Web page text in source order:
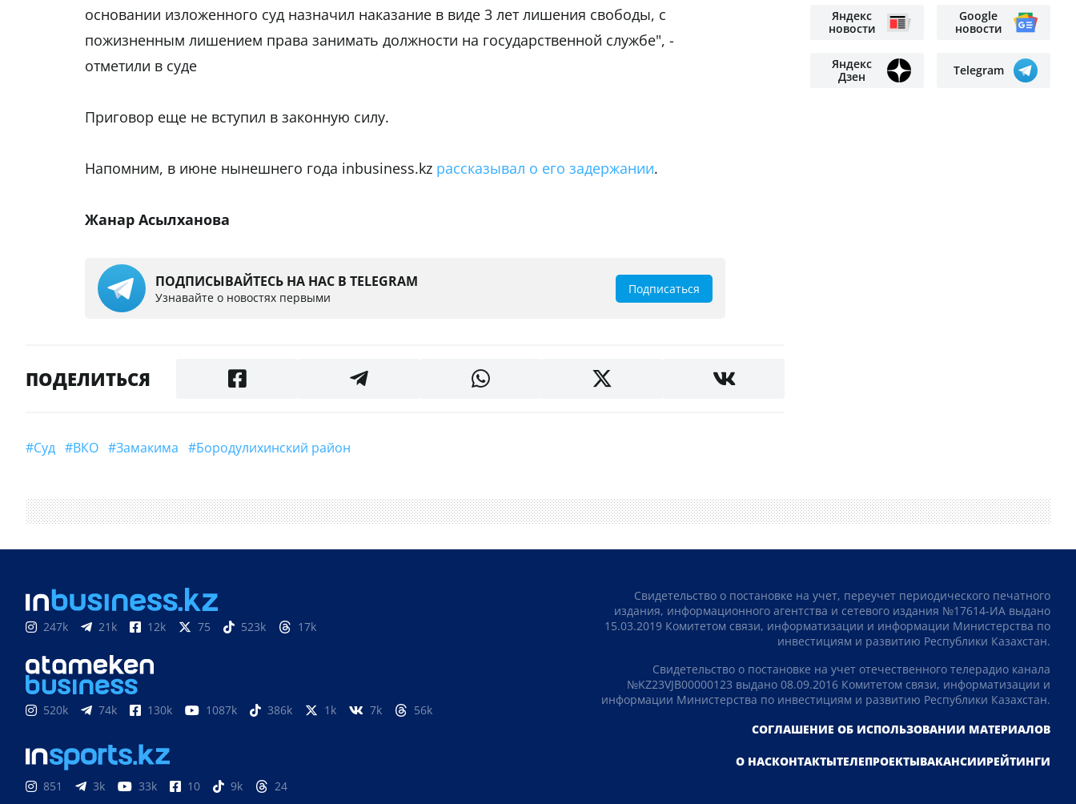
основании изложенного суд назначил наказание в виде 3 лет лишения свободы, с
пожизненным лишением права занимать должности на государственной службе", -
отметили в суде
Приговор еще не вступил в законную силу.
Напомним, в июне нынешнего года inbusiness.kz рассказывал о его задержании.
Жанар Асылханова
ПОДПИСЫВАЙТЕСЬ НА НАС В TELEGRAM
Узнавайте о новостях первыми
Подписаться
ПОДЕЛИТЬСЯ
#суд #ВКО #Замакима #бородулихинский район
Яндекс
новости
Google
новости
Яндекс
Дзен
Telegram
247k 21k 12k 75 523k 17k
520k 74k 130k 1087k 386k 1k 7k 56k
851 3k 33k 10 9k 24
Свидетельство о постановке на учет, переучет периодического печатного
издания, информационного агентства и сетевого издания №17614-ИА выдано
15.03.2019 Комитетом связи, информатизации и информации Министерства по
инвестициям и развитию Республики Казахстан.
Свидетельство о постановке на учет отечественного телерадио канала
№KZ23VJB00000123 выдано 08.09.2016 Комитетом связи, информатизации и
информации Министерства по инвестициям и развитию Республики Казахстан.
СОГЛАШЕНИЕ ОБ ИСПОЛЬЗОВАНИИ МАТЕРИАЛОВ
О НАСКОНТАКТЫТЕЛЕПРОЕКТЫВАКАНСИИРЕЙТИНГИ